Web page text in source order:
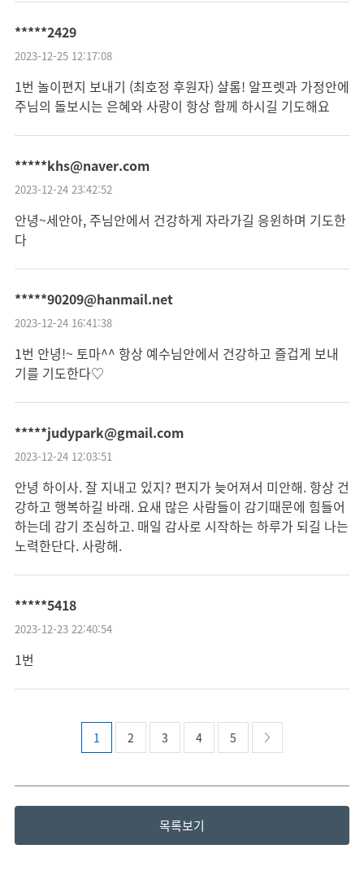
*****2429
2023-12-25 12:17:08
1번 놀이편지 보내기 (최호정 후원자) 샬롬! 알프렛과 가정안에
주님의 돌보시는 은혜와 사랑이 항상 함께 하시길 기도해요
*****khs@naver.com
2023-12-24 23:42:52
안녕~세안아, 주님안에서 건강하게 자라가길 응윈하며 기도한
다
*****90209@hanmail.net
2023-12-24 16:41:38
1번 안녕!~ 토마^^ 항상 예수님안에서 건강하고 즐겁게 보내
기를 기도한다♡
*****judypark@gmail.com
2023-12-24 12:03:51
안녕 하이사. 잘 지내고 있지? 편지가 늦어져서 미안해. 항상 건
강하고 행복하길 바래. 요새 많은 사람들이 감기때문에 힘들어
하는데 감기 조심하고. 매일 감사로 시작하는 하루가 되길 나는
노력한단다. 사랑해.
*****5418
2023-12-23 22:40:54
1번
1 2 3 4 5
목록보기